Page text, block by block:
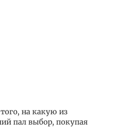
на какую из
пал выбор, покупая